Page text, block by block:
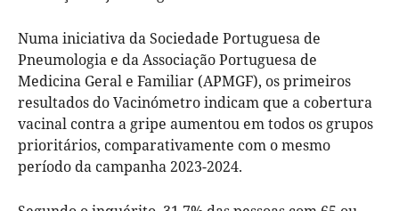
Numa iniciativa da Sociedade Portuguesa de
Pneumologia e da Associação Portuguesa de
Medicina Geral e Familiar (APMGF), os primeiros
resultados do Vacinómetro indicam que a cobertura
vacinal contra a gripe aumentou em todos os grupos
prioritários, comparativamente com o mesmo
período da campanha 2023-2024.